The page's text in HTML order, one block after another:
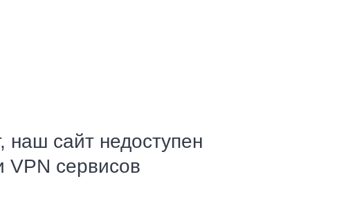
наш сайт недоступен
VPN сервисов